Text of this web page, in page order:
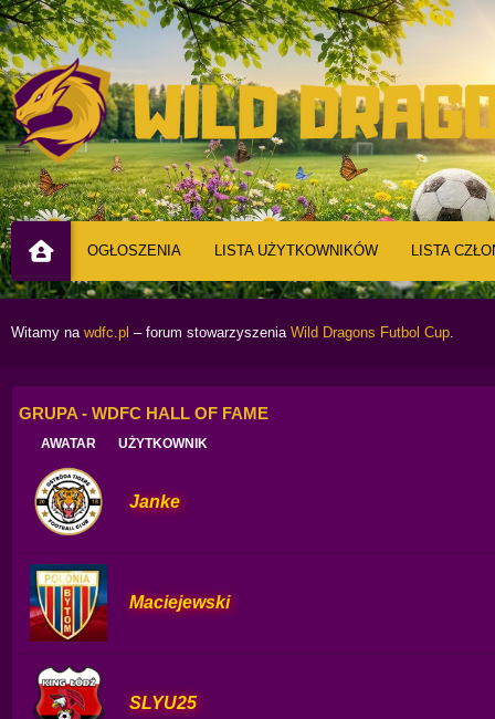
OGŁOSZENIA LISTA UŻYTKOWNIKÓW LISTA
Witamy na wdfc.pl – forum stowarzyszenia Wild Dragons Futbol Cup.
GRUPA - WDFC HALL OF FAME
AWATAR UŻYTKOWNIK
Janke
Maciejewski
SLYU25